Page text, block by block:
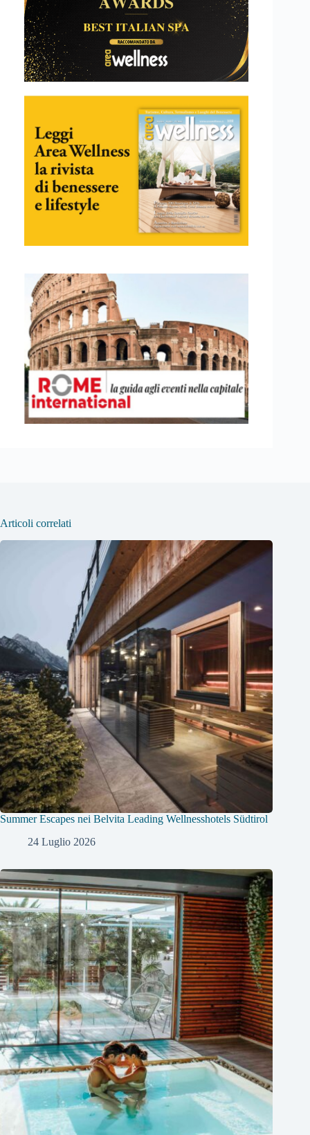
Articoli correlati
Summer Escapes nei Belvita Leading Wellnesshotels Südtirol
24 Luglio 2026